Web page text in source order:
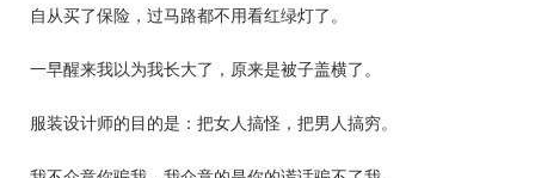
自从买了保险，过马路都不用看红绿灯了。
一早醒来我以为我长大了，原来是被子盖横了。
服装设计师的目的是：把女人搞怪，把男人搞穷。